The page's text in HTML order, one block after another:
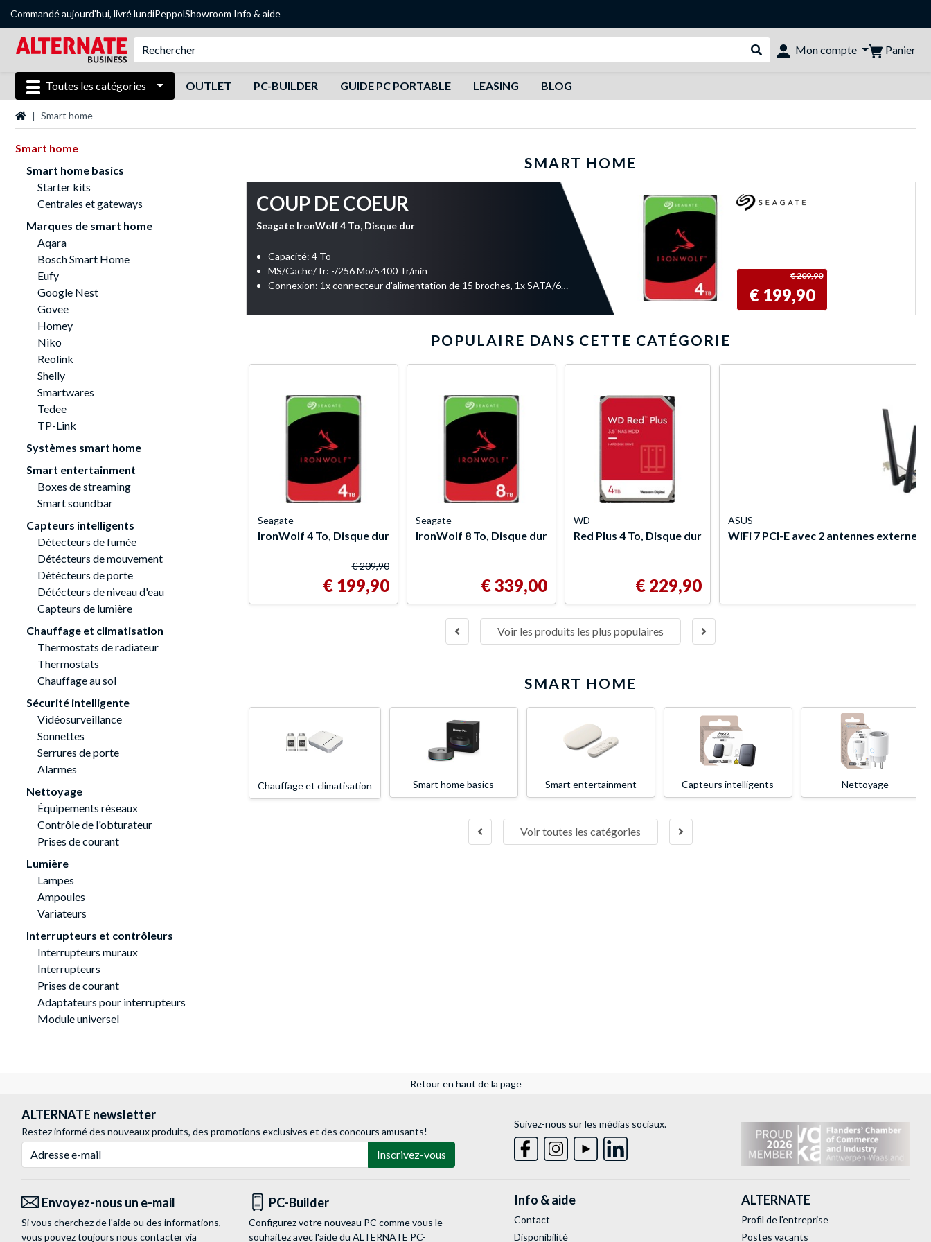
Commandé aujourd'hui, livré lundiPeppolShowroom Info & aide
Rechercher dans le shop
Mon compte Panier
Toutes les catégories OUTLET PC-BUILDER GUIDE PC PORTABLE LEASING BLOG
Page d'accueil
Smart home
Smart home
Smart home basics
Starter kits
Centrales et gateways
Marques de smart home
Aqara
Bosch Smart Home
Eufy
Google Nest
Govee
Homey
Niko
Reolink
Shelly
Smartwares
Tedee
TP-Link
Systèmes smart home
Smart entertainment
Boxes de streaming
Smart soundbar
Capteurs intelligents
Détecteurs de fumée
Détécteurs de mouvement
Détécteurs de porte
Détécteurs de niveau d'eau
Capteurs de lumière
Chauffage et climatisation
Thermostats de radiateur
Thermostats
Chauffage au sol
Sécurité intelligente
Vidéosurveillance
Sonnettes
Serrures de porte
Alarmes
Nettoyage
Équipements réseaux
Contrôle de l'obturateur
Prises de courant
Lumière
Lampes
Ampoules
Variateurs
Interrupteurs et contrôleurs
Interrupteurs muraux
Interrupteurs
Prises de courant
Adaptateurs pour interrupteurs
Module universel
SMART HOME
COUP DE COEUR
Seagate IronWolf 4 To, Disque dur
Capacité: 4 To
MS/Cache/Tr: -/256 Mo/5 400 Tr/min
Connexion: 1x connecteur d'alimentation de 15 broches, 1x SATA/600
€ 209,90
€ 199,90
POPULAIRE DANS CETTE CATÉGORIE
Voir les produits les plus populaires
Seagate
IronWolf 4 To, Disque dur
€ 209,90
€ 199,90
Seagate
IronWolf 8 To, Disque dur
€ 339,00
WD
Red Plus 4 To, Disque dur
€ 229,90
ASUS
WiFi 7 PCI-E avec 2 antennes externes
SMART HOME
Voir toutes les catégories
Chauffage et climatisation Smart home basics Smart entertainment Capteurs intelligents Nettoyage
Retour en haut de la page
ALTERNATE newsletter
Restez informé des nouveaux produits, des promotions exclusives et des concours amusants!
Inscrivez-vous
Suivez-nous sur les médias sociaux.
Envoyez-nous un e-mail
Si vous cherchez de l'aide ou des informations,
vous pouvez toujours nous contacter via
PC-Builder
Configurez votre nouveau PC comme vous le
souhaitez avec l'aide du ALTERNATE PC-
Info & aide
Contact
Disponibilité
ALTERNATE
Profil de l'entreprise
Postes vacants